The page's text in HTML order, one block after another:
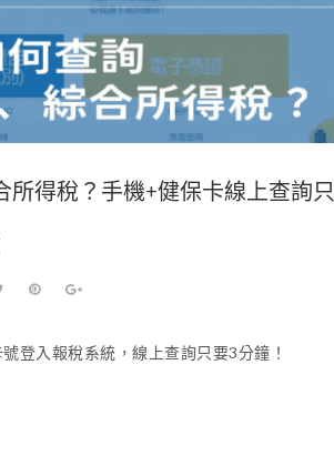
所得稅？手機+健保卡線上查詢只
登入報稅系統，線上查詢只要3分鐘！